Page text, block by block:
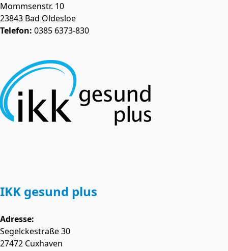
Mommsenstr. 10
23843 Bad Oldesloe
Telefon: 0385 6373-830
IKK gesund plus
Adresse:
Segelckestraße 30
27472 Cuxhaven